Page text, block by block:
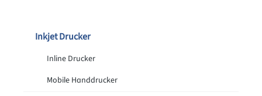
Inkjet Drucker
Inline Drucker
Mobile Handdrucker